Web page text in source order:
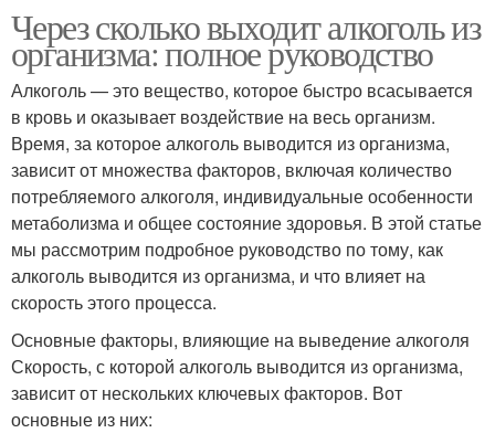
Через сколько выходит алкоголь из
организма: полное руководство
Алкоголь — это вещество, которое быстро всасывается
в кровь и оказывает воздействие на весь организм.
Время, за которое алкоголь выводится из организма,
зависит от множества факторов, включая количество
потребляемого алкоголя, индивидуальные особенности
метаболизма и общее состояние здоровья. В этой статье
мы рассмотрим подробное руководство по тому, как
алкоголь выводится из организма, и что влияет на
скорость этого процесса.
Основные факторы, влияющие на выведение алкоголя
Скорость, с которой алкоголь выводится из организма,
зависит от нескольких ключевых факторов. Вот
основные из них: